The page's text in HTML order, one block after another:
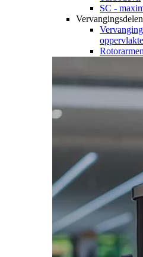
SC -
Vervangingsdelen
Rotorarmen